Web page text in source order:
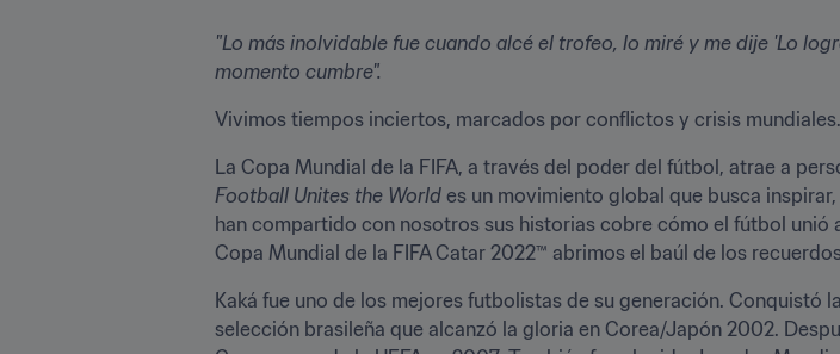
"Lo más inolvidable fue cuando alcé el trofeo, lo miré y me dije 'Lo
momento cumbre".
Vivimos tiempos inciertos, marcados por conflictos y crisis
Football Unites the World es un movimiento global que busca
han compartido con nosotros sus historias cobre cómo el fútbol
Copa Mundial de la FIFA Catar 2022™ abrimos el baúl de los
Kaká fue uno de los mejores futbolistas de su generación. Conquistó
selección brasileña que alcanzó la gloria en Corea/Japón 2002.